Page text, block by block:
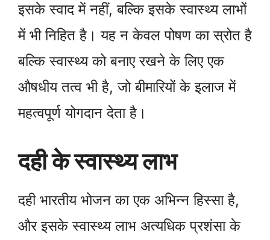
इसके स्वाद में नहीं, बल्कि इसके स्वास्थ्य लाभों
में भी निहित है। यह न केवल पोषण का स्रोत है
बल्कि स्वास्थ्य को बनाए रखने के लिए एक
औषधीय तत्व भी है, जो बीमारियों के इलाज में
महत्वपूर्ण योगदान देता है।
दही के स्वास्थ्य लाभ
दही भारतीय भोजन का एक अभिन्न हिस्सा है,
और इसके स्वास्थ्य लाभ अत्यधिक प्रशंसा के